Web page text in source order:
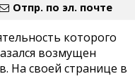
Отпр. по эл. почте
которого
возмущен
На своей странице в